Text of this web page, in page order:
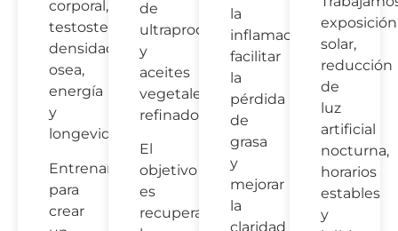
corporal,
testosterona,
densidad
osea,
energía
y
longevidad.
Entrenamos
para
crear
de
ultraprocesados
y
aceites
vegetales
refinados.
El
objetivo
es
recuperar
la
inflamación,
facilitar
la
pérdida
de
grasa
y
mejorar
la
claridad
exposición
solar,
reducción
de
luz
artificial
nocturna,
horarios
estables
y